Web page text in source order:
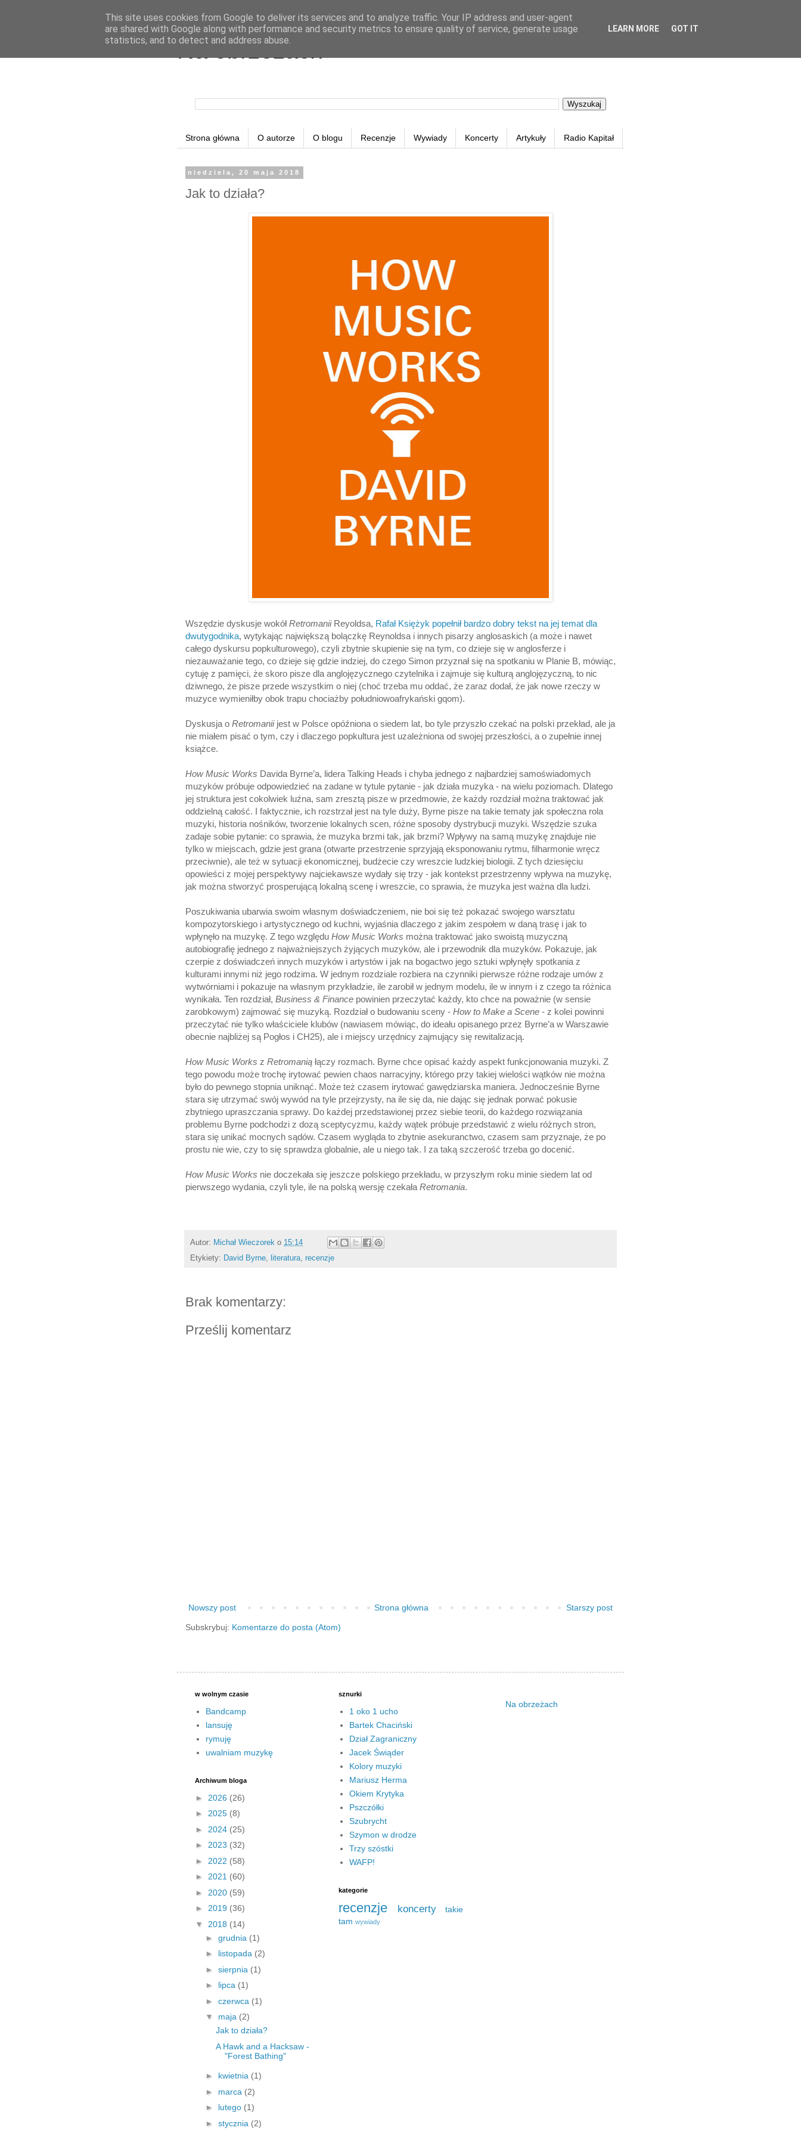
Na obrzeżach
Strona główna O autorze O blogu Recenzje Wywiady Koncerty Artykuły Radio Kapitał
niedziela, 20 maja 2018
Jak to działa?
Wszędzie dyskusje wokółRetromaniiReyoldsa, Rafał Księżyk popełnił bardzo dobry tekst na jej temat dla
dwutygodnika, wytykając największą bolączkę Reynoldsa i innych pisarzy anglosaskich (a może i nawet
całego dyskursu popkulturowego), czyli zbytnie skupienie się na tym, co dzieje się w anglosferze i
niezauważanie tego, co dzieje się gdzie indziej, do czego Simon przyznał się na spotkaniu w Planie B, mówiąc,
cytuję z pamięci, że skoro pisze dla anglojęzycznego czytelnika i zajmuje się kulturą anglojęzyczną, to nic
dziwnego, że pisze przede wszystkim o niej (choć trzeba mu oddać, że zaraz dodał, że jak nowe rzeczy w
muzyce wymieniłby obok trapu chociażby południowoafrykański gqom).
Dyskusja o Retromaniijest w Polsce opóźniona o siedem lat, bo tyle przyszło czekać na polski przekład, ale ja
nie miałem pisać o tym, czy i dlaczego popkultura jest uzależniona od swojej przeszłości, a o zupełnie innej
książce.
How Music Works Davida Byrne’a, lidera Talking Heads i chyba jednego z najbardziej samoświadomych
muzyków próbuje odpowiedzieć na zadane w tytule pytanie - jak działa muzyka - na wielu poziomach. Dlatego
jej struktura jest cokolwiek luźna, sam zresztą pisze w przedmowie, że każdy rozdział można traktować jak
oddzielną całość. I faktycznie, ich rozstrzał jest na tyle duży, Byrne pisze na takie tematy jak społeczna rola
muzyki, historia nośników, tworzenie lokalnych scen, różne sposoby dystrybucji muzyki. Wszędzie szuka
zadaje sobie pytanie: co sprawia, że muzyka brzmi tak, jak brzmi? Wpływy na samą muzykę znajduje nie
tylko w miejscach, gdzie jest grana (otwarte przestrzenie sprzyjają eksponowaniu rytmu, filharmonie wręcz
przeciwnie), ale też w sytuacji ekonomicznej, budżecie czy wreszcie ludzkiej biologii. Z tych dziesięciu
opowieści z mojej perspektywy najciekawsze wydały się trzy - jak kontekst przestrzenny wpływa na muzykę,
jak można stworzyć prosperującą lokalną scenę i wreszcie, co sprawia, że muzyka jest ważna dla ludzi.
Poszukiwania ubarwia swoim własnym doświadczeniem, nie boi się też pokazać swojego warsztatu
kompozytorskiego i artystycznego od kuchni, wyjaśnia dlaczego z jakim zespołem w daną trasę i jak to
wpłynęło na muzykę. Z tego względu How Music Works można traktować jako swoistą muzyczną
autobiografię jednego z najważniejszych żyjących muzyków, ale i przewodnik dla muzyków. Pokazuje, jak
czerpie z doświadczeń innych muzyków i artystów i jak na bogactwo jego sztuki wpłynęły spotkania z
kulturami innymi niż jego rodzima. W jednym rozdziale rozbiera na czynniki pierwsze różne rodzaje umów z
wytwórniami i pokazuje na własnym przykładzie, ile zarobił w jednym modelu, ile w innym i z czego ta różnica
wynikała. Ten rozdział, Business & Finance powinien przeczytać każdy, kto chce na poważnie (w sensie
zarobkowym) zajmować się muzyką. Rozdział o budowaniu sceny - How to Make a Scene - z kolei powinni
przeczytać nie tylko właściciele klubów (nawiasem mówiąc, do ideału opisanego przez Byrne’a w Warszawie
obecnie najbliżej są Pogłos i CH25), ale i miejscy urzędnicy zajmujący się rewitalizacją.
How Music Works z Retromanią łączy rozmach. Byrne chce opisać każdy aspekt funkcjonowania muzyki. Z
tego powodu może trochę irytować pewien chaos narracyjny, którego przy takiej wielości wątków nie można
było do pewnego stopnia uniknąć. Może też czasem irytować gawędziarska maniera. Jednocześnie Byrne
stara się utrzymać swój wywód na tyle przejrzysty, na ile się da, nie dając się jednak porwać pokusie
zbytniego upraszczania sprawy. Do każdej przedstawionej przez siebie teorii, do każdego rozwiązania
problemu Byrne podchodzi z dozą sceptycyzmu, każdy wątek próbuje przedstawić z wielu różnych stron,
stara się unikać mocnych sądów. Czasem wygląda to zbytnie asekuranctwo, czasem sam przyznaje, że po
prostu nie wie, czy to się sprawdza globalnie, ale u niego tak. I za taką szczerość trzeba go docenić.
How Music Works nie doczekała się jeszcze polskiego przekładu, w przyszłym roku minie siedem lat od
pierwszego wydania, czyli tyle, ile na polską wersję czekała Retromania.
Autor: Michał Wieczorek o 15:14
Etykiety: David Byrne, literatura, recenzje
Brak komentarzy:
Prześlij komentarz
Nowszy post Starszy post
Strona główna
Subskrybuj: Komentarze do posta (Atom)
w wolnym czasie
Bandcamp
lansuję
rymuję
uwalniam muzykę
Archiwum bloga
► 2026 (26)
► 2025 (8)
► 2024 (25)
► 2023 (32)
► 2022 (58)
► 2021 (60)
► 2020 (59)
► 2019 (36)
▼ 2018 (14)
► grudnia (1)
► listopada (2)
► sierpnia (1)
► lipca (1)
► czerwca (1)
▼ maja (2)
Jak to działa?
A Hawk and a Hacksaw -
"Forest Bathing"
► kwietnia (1)
► marca (2)
► lutego (1)
► stycznia (2)
sznurki
1 oko 1 ucho
Bartek Chaciński
Dział Zagraniczny
Jacek Świąder
Kolory muzyki
Mariusz Herma
Okiem Krytyka
Pszczółki
Szubrycht
Szymon w drodze
Trzy szóstki
WAFP!
kategorie
recenzje koncerty
takie
tam wywiady
Na obrzeżach
This site uses cookies from Google to deliver its services and to analyze traffic. Your IP address and user-agent
are shared with Google along with performance and security metrics to ensure quality of service, generate usage
statistics, and to detect and address abuse.
LEARN MORE GOT IT